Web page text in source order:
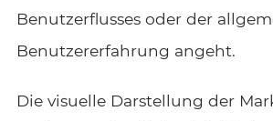
Benutzerflusses oder der
Benutzererfahrung angeht.
Die visuelle Darstellung der